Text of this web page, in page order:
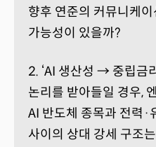
향후 연준의 커뮤니케
가능성이 있을까?
2. ‘AI 생산성 → 중립금
논리를 받아들일 경우,
AI 반도체 종목과 전력·
사이의 상대 강세 구조